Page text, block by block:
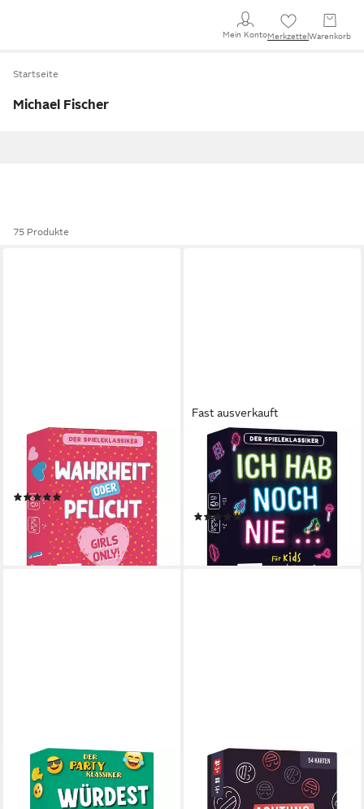
Mein KontoMerkzettel Warenkorb
Startseite
Michael Fischer
75 Produkte
MICHAEL FISCHER
Spiel Kartenspiel: Wahrheit
oder Pflicht - Girls Only!
(1)
13,35 €
lieferbar - in 3-4 Werktagen bei dir
Fast ausverkauft
MICHAEL FISCHER
Spiel Kartenspiel: Ich hab
noch nie ... - für Kids und
Teens
(1)
13,35 €
lieferbar - in 3-4 Werktagen bei dir
MICHAEL FISCHER
Spiel Kartenspiel: Würdest du
lieber ...? Für Teens
MICHAEL FISCHER
Spiel Kartenspiel: LOL -
Achtung Lachverbot! Das